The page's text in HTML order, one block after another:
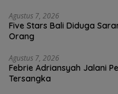
Agustus 7, 2026
Five Stars Bali Diduga
Orang
Agustus 7, 2026
Febrie Adriansyah Jalani
Tersangka